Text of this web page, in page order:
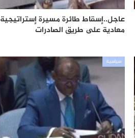
عاجل..إسقاط طائرة مسيرة إستراتيجية
معادية على طريق الصادرات
سياسية